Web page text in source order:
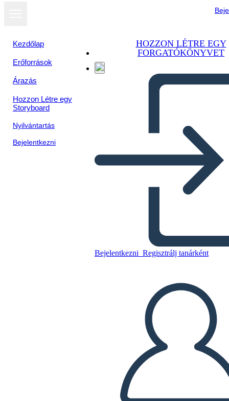
Kezdőlap
Erőforrások
Árazás
Hozzon Létre egy
Storyboard
Nyilvántartás
Bejelentkezni
HOZZON LÉTRE EGY
FORGATÓKÖNYVET
Bejelentkezni Regisztrálj tanárként
Szöveg Connections T-Chart
Template
Másolja ezt a forgatókönyvet
KÉSZÍTSEN EGY STORYBOARDOT